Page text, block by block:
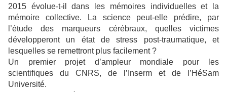
2015 évolue-t-il dans les mémoires individuelles et la
mémoire collective. La science peut-elle prédire, par
l’étude des marqueurs cérébraux, quelles victimes
développeront un état de stress post-traumatique, et
lesquelles se remettront plus facilement ?
Un premier projet d’ampleur mondiale pour les
scientifiques du CNRS, de l’Inserm et de l’HéSam
Université.